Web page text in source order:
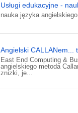
Usługi edukacyjne -
nauka języka angielskiego
Angielski CALLANem...
East End Computing &
angielskiego metoda
znizki, je...